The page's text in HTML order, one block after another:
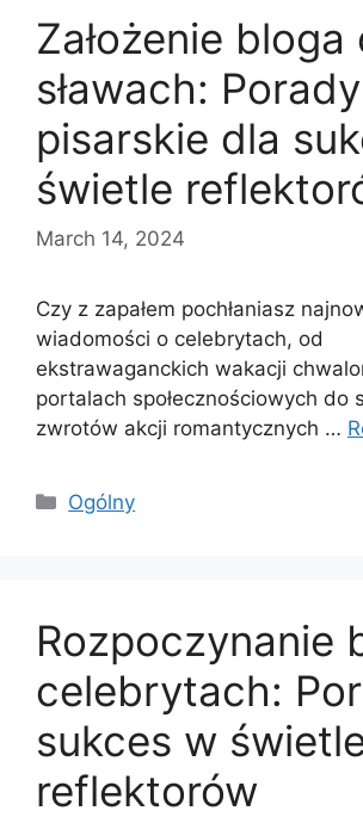
Założenie bloga
sławach: Porady
pisarskie dla
świetle
March 14, 2024
Czy z zapałem pochłaniasz
wiadomości o celebrytach, od
ekstrawaganckich wakacji
portalach społecznościowych do
zwrotów akcji romantycznych …
Categories
Ogólny
Rozpoczynanie
celebrytach:
sukces w
reflektorów